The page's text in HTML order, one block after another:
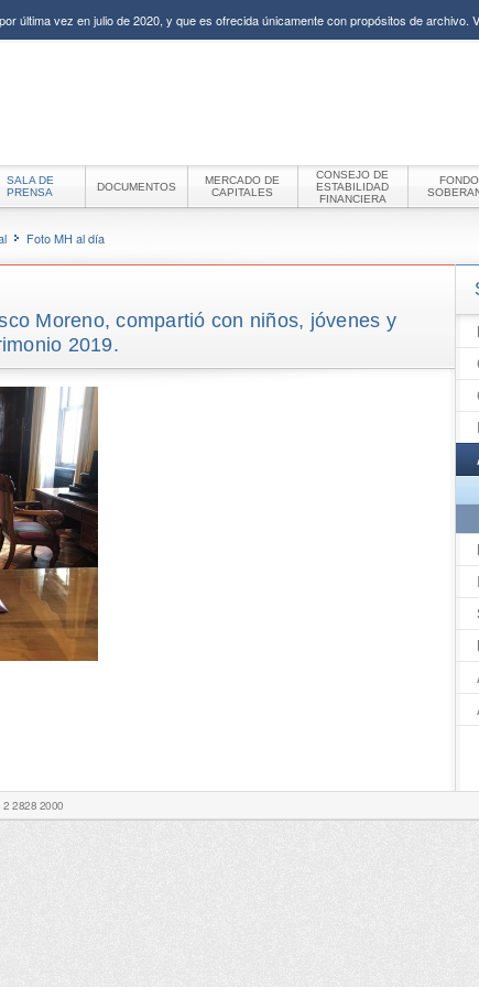
última vez en julio de 2020, y que es ofrecida únicamente con propósitos de archivo.
SALA DE
PRENSA
DOCUMENTOS
MERCADO DE
CAPITALES
CONSEJO DE
ESTABILIDAD
FINANCIERA
Foto MH al día
Moreno, compartió con niños, jóvenes y
2019.
2 2828 2000